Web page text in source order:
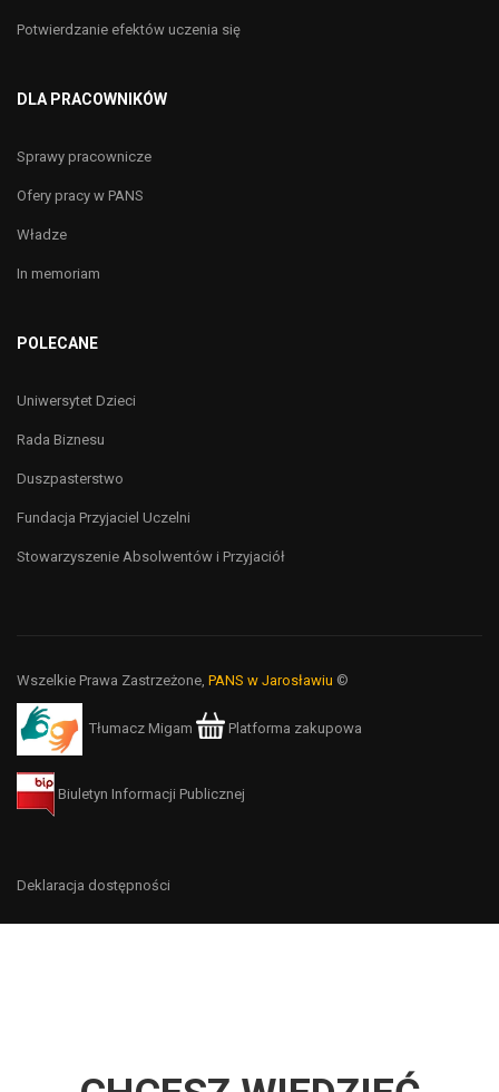
Potwierdzanie efektów uczenia się
DLA PRACOWNIKÓW
Sprawy pracownicze
Ofery pracy w PANS
Władze
In memoriam
POLECANE
Uniwersytet Dzieci
Rada Biznesu
Duszpasterstwo
Fundacja Przyjaciel Uczelni
Stowarzyszenie Absolwentów i Przyjaciół
Wszelkie Prawa Zastrzeżone, PANS w Jarosławiu ©
Tłumacz Migam Platforma zakupowa
Biuletyn Informacji Publicznej
Deklaracja dostępności